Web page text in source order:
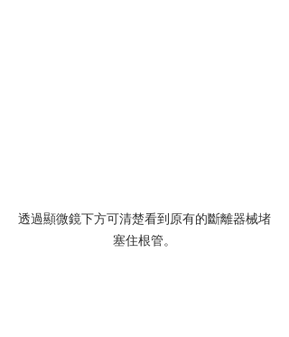
透過顯微鏡下方可清楚看到原有的斷離器械堵
塞住根管。